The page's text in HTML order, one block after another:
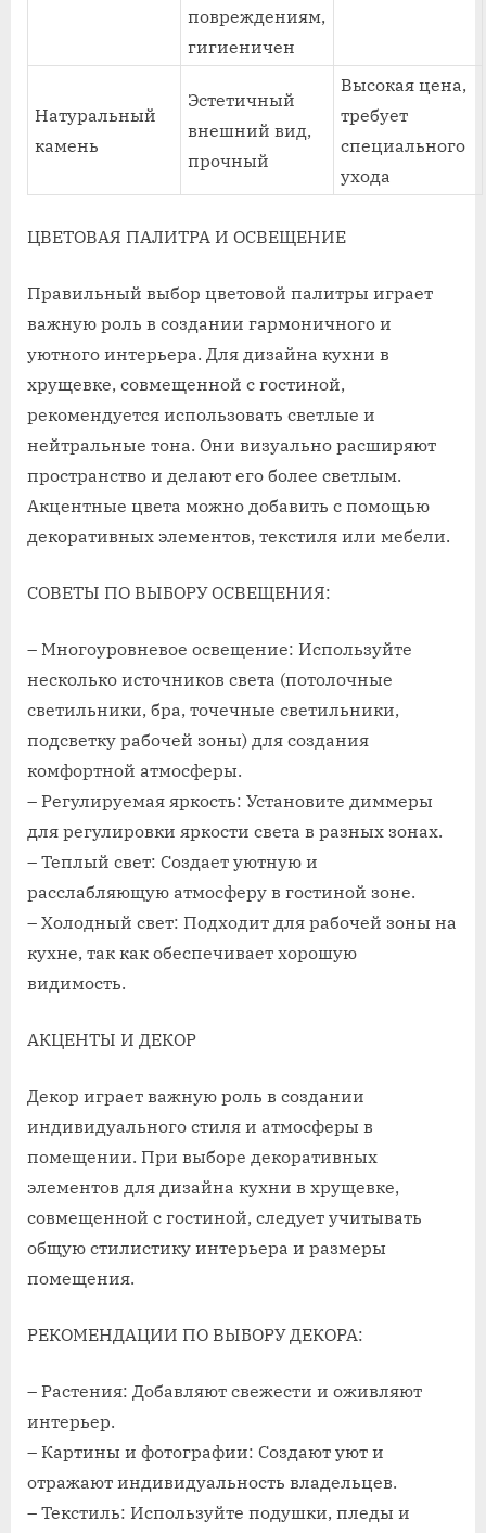
повреждениям,
гигиеничен
Натуральный
камень
Эстетичный
внешний вид,
прочный
Высокая цена,
требует
специального
ухода
ЦВЕТОВАЯ ПАЛИТРА И ОСВЕЩЕНИЕ
Правильный выбор цветовой палитры играет
важную роль в создании гармоничного и
уютного интерьера. Для дизайна кухни в
хрущевке, совмещенной с гостиной,
рекомендуется использовать светлые и
нейтральные тона. Они визуально расширяют
пространство и делают его более светлым.
Акцентные цвета можно добавить с помощью
декоративных элементов, текстиля или мебели.
СОВЕТЫ ПО ВЫБОРУ ОСВЕЩЕНИЯ:
– Многоуровневое освещение: Используйте
несколько источников света (потолочные
светильники, бра, точечные светильники,
подсветку рабочей зоны) для создания
комфортной атмосферы.
– Регулируемая яркость: Установите диммеры
для регулировки яркости света в разных зонах.
– Теплый свет: Создает уютную и
расслабляющую атмосферу в гостиной зоне.
– Холодный свет: Подходит для рабочей зоны на
кухне, так как обеспечивает хорошую
видимость.
АКЦЕНТЫ И ДЕКОР
Декор играет важную роль в создании
индивидуального стиля и атмосферы в
помещении. При выборе декоративных
элементов для дизайна кухни в хрущевке,
совмещенной с гостиной, следует учитывать
общую стилистику интерьера и размеры
помещения.
РЕКОМЕНДАЦИИ ПО ВЫБОРУ ДЕКОРА:
– Растения: Добавляют свежести и оживляют
интерьер.
– Картины и фотографии: Создают уют и
отражают индивидуальность владельцев.
– Текстиль: Используйте подушки, пледы и